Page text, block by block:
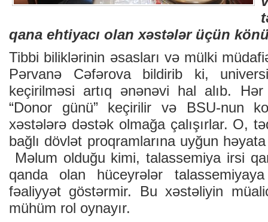
qana ehtiyacı olan xəstələr üçün
Tibbi biliklərinin əsasları və mülki
Pərvanə Cəfərova bildirib ki,
keçirilməsi artıq ənənəvi hal alıb.
“Donor günü” keçirilir və BSU-nun
xəstələrə dəstək olmağa çalışırlar. O,
bağlı dövlət proqramlarına uyğun
Məlum olduğu kimi, talassemiya irsi
qanda olan hüceyrələr
fəaliyyət göstərmir. Bu xəstəliyin
mühüm rol oynayır.